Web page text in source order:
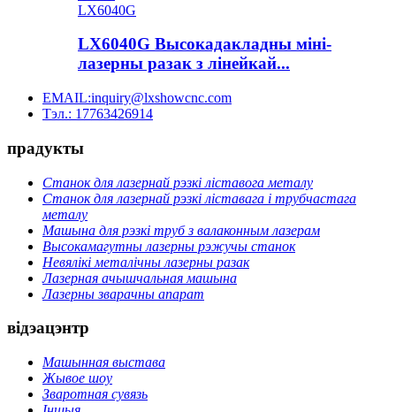
LX6040G
LX6040G Высокадакладны міні-
лазерны разак з лінейкай...
EMAIL:inquiry@lxshowcnc.com
Тэл.: 17763426914
прадукты
Станок для лазернай рэзкі ліставога металу
Станок для лазернай рэзкі ліставага і трубчастага
металу
Машына для рэзкі труб з валаконным лазерам
Высокамагутны лазерны рэжучы станок
Невялікі металічны лазерны разак
Лазерная ачышчальная машына
Лазерны зварачны апарат
відэацэнтр
Машынная выстава
Жывое шоу
Зваротная сувязь